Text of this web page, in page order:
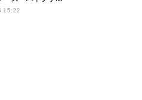
ナーが発表
15:22